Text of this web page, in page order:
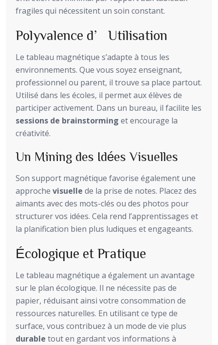
fragiles qui nécessitent un soin constant.
Polyvalence d’Utilisation
Le tableau magnétique s’adapte à tous les
environnements. Que vous soyez enseignant,
professionnel ou parent, il trouve sa place partout.
Utilisé dans les écoles, il permet aux élèves de
participer activement. Dans un bureau, il facilite les
sessions de brainstorming et encourage la
créativité.
Un Mining des Idées Visuelles
Son support magnétique favorise également une
approche visuelle de la prise de notes. Placez des
aimants avec des mots-clés ou des photos pour
structurer vos idées. Cela rend l’apprentissages et
la planification bien plus ludiques et engageants.
Écologique et Pratique
Le tableau magnétique a également un avantage
sur le plan écologique. Il ne nécessite pas de
papier, réduisant ainsi votre consommation de
ressources naturelles. En utilisant ce type de
surface, vous contribuez à un mode de vie plus
durable tout en gardant vos informations à